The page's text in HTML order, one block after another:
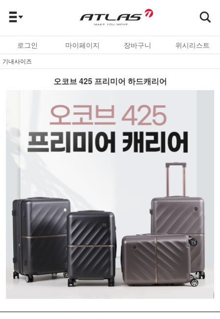
로그인 마이페이지 장바구니 위시리스트
기내사이즈
오코브 425 프리미어 하드캐리어